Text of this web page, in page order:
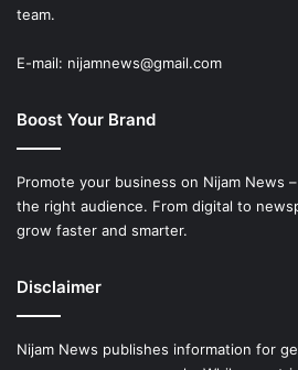
team.
E-mail: nijamnews@gmail.com
Boost Your Brand
Promote your business on Nijam News
the right audience. From digital to
grow faster and smarter.
Disclaimer
Nijam News publishes information for